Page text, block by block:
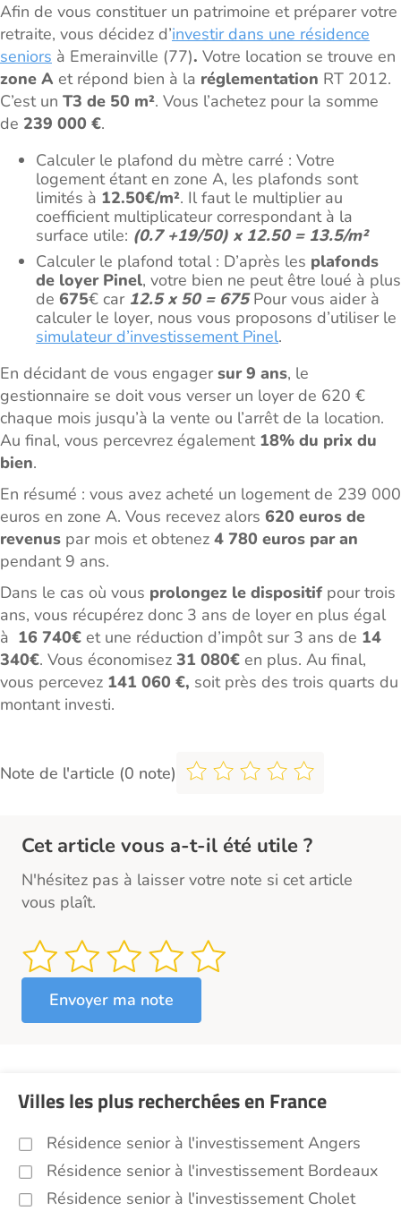
Villes les plus recherchées en France
Résidence senior à l'investissement Angers
Résidence senior à l'investissement Bordeaux
Résidence senior à l'investissement Cholet
Afin de vous constituer un patrimoine et préparer votre
retraite, vous décidez d’investir dans une résidence
seniors à Emerainville (77). Votre location se trouve en
zone A et répond bien à la réglementation RT 2012.
C’est un T3 de 50 m². Vous l’achetez pour la somme
de 239 000 €.
Calculer le plafond du mètre carré : Votre
logement étant en zone A, les plafonds sont
limités à 12.50€/m². Il faut le multiplier au
coefficient multiplicateur correspondant à la
surface utile: (0.7 +19/50) x 12.50 = 13.5/m²
Calculer le plafond total : D’après les plafonds
de loyer Pinel, votre bien ne peut être loué à plus
de 675€ car 12.5 x 50 = 675Pour vous aider à
calculer le loyer, nous vous proposons d’utiliser le
simulateur d’investissement Pinel.
En décidant de vous engagersur 9 ans, le
gestionnaire se doit vous verser un loyer de 620 €
chaque mois jusqu’à la vente ou l’arrêt de la location.
Au final, vous percevrez également 18% du prix du
bien.
En résumé : vous avez acheté un logement de 239 000
euros en zone A. Vous recevez alors 620 euros de
revenus par mois et obtenez 4 780 euros par an
pendant 9 ans.
Dans le cas où vous prolongez le dispositifpour trois
ans, vous récupérez donc 3 ans de loyer en plus égal
à 16 740€ et une réduction d’impôt sur 3 ans de 14
340€. Vous économisez 31 080€ en plus. Au final,
vous percevez 141 060 €, soit près des trois quarts du
montant investi.
Note de l'article (0 note)
Cet article vous a-t-il été utile ?
N'hésitez pas à laisser votre note si cet article
vous plaît.